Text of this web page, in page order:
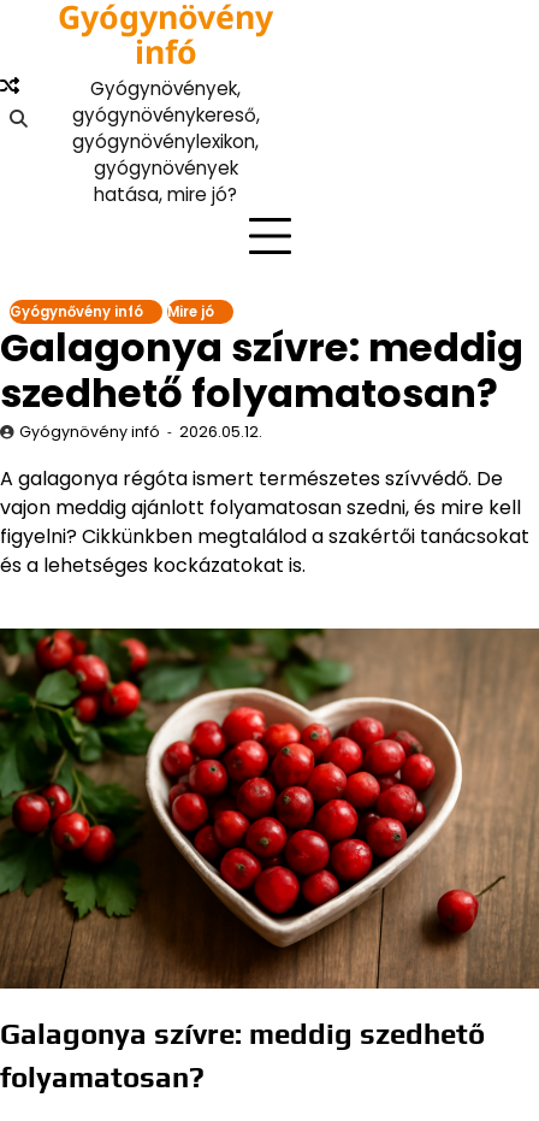
content
Gyógynövény
infó
Gyógynövények,
gyógynövénykereső,
gyógynövénylexikon,
gyógynövények
hatása, mire jó?
Gyógynővény infó Mire jó
Galagonya szívre: meddig
szedhető folyamatosan?
Gyógynövény infó 2026.05.12.
A galagonya régóta ismert természetes szívvédő. De
vajon meddig ajánlott folyamatosan szedni, és mire kell
figyelni? Cikkünkben megtalálod a szakértői tanácsokat
és a lehetséges kockázatokat is.
Galagonya szívre: meddig szedhető
folyamatosan?